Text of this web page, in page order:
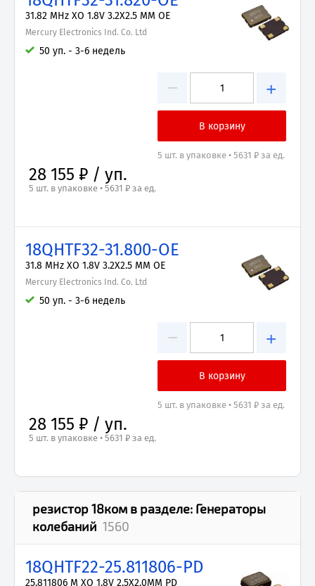
31.82 MHz XO 1.8V 3.2X2.5 MM OE
Mercury Electronics Ind. Co. Ltd
50 уп. - 3-6 недель
− +
5 шт. в упаковке • 5631 ₽ за ед.
28 155 ₽ / уп.
5 шт. в упаковке • 5631 ₽ за ед.
18QHTF32-31.800-OE
31.8 MHz XO 1.8V 3.2X2.5 MM OE
Mercury Electronics Ind. Co. Ltd
50 уп. - 3-6 недель
− +
5 шт. в упаковке • 5631 ₽ за ед.
28 155 ₽ / уп.
5 шт. в упаковке • 5631 ₽ за ед.
резистор 18ком в разделе: Генераторы
колебаний 1560
18QHTF22-25.811806-PD
25.811806 M XO 1.8V 2.5X2.0MM PD